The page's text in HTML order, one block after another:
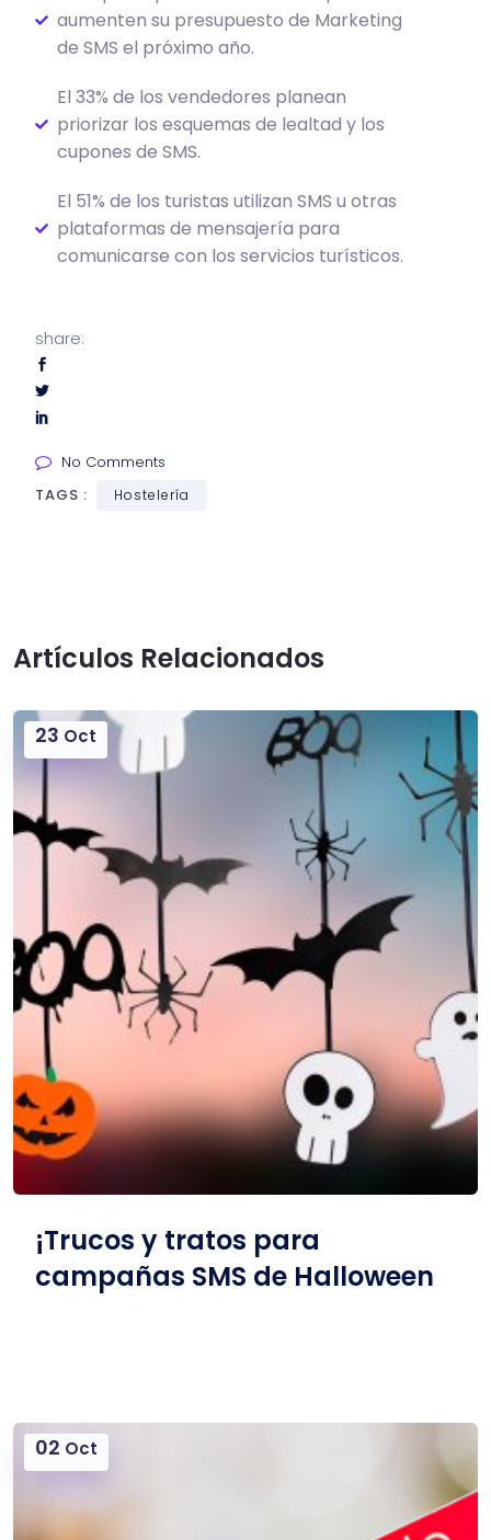
aumenten su presupuesto de Marketing
de SMS el próximo año.
El 33% de los vendedores planean
priorizar los esquemas de lealtad y los
cupones de SMS.
El 51% de los turistas utilizan SMS u otras
plataformas de mensajería para
comunicarse con los servicios turísticos.
share:
No Comments
TAGS :
Hostelería
Artículos Relacionados
23 Oct
¡Trucos y tratos para
campañas SMS de Halloween
02 Oct